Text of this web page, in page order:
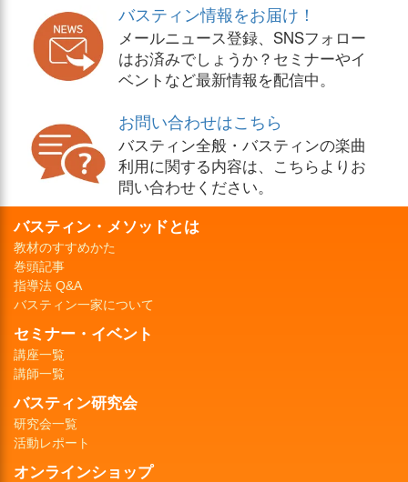
バスティン情報をお届け！
メールニュース登録、SNSフォロー
はお済みでしょうか？セミナーやイ
ベントなど最新情報を配信中。
お問い合わせはこちら
バスティン全般・バスティンの楽曲
利用に関する内容は、こちらよりお
問い合わせください。
バスティン・メソッドとは
教材のすすめかた
巻頭記事
指導法 Q&A
バスティン一家について
セミナー・イベント
講座一覧
講師一覧
バスティン研究会
研究会一覧
活動レポート
オンラインショップ